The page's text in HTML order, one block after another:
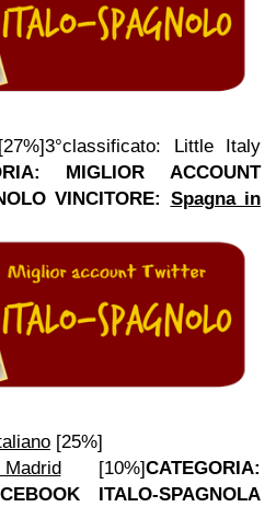
3°classificato: Little Italy
MIGLIOR ACCOUNT
VINCITORE: Spagna in
[25%]
[10%]CATEGORIA:
ITALO-SPAGNOLA